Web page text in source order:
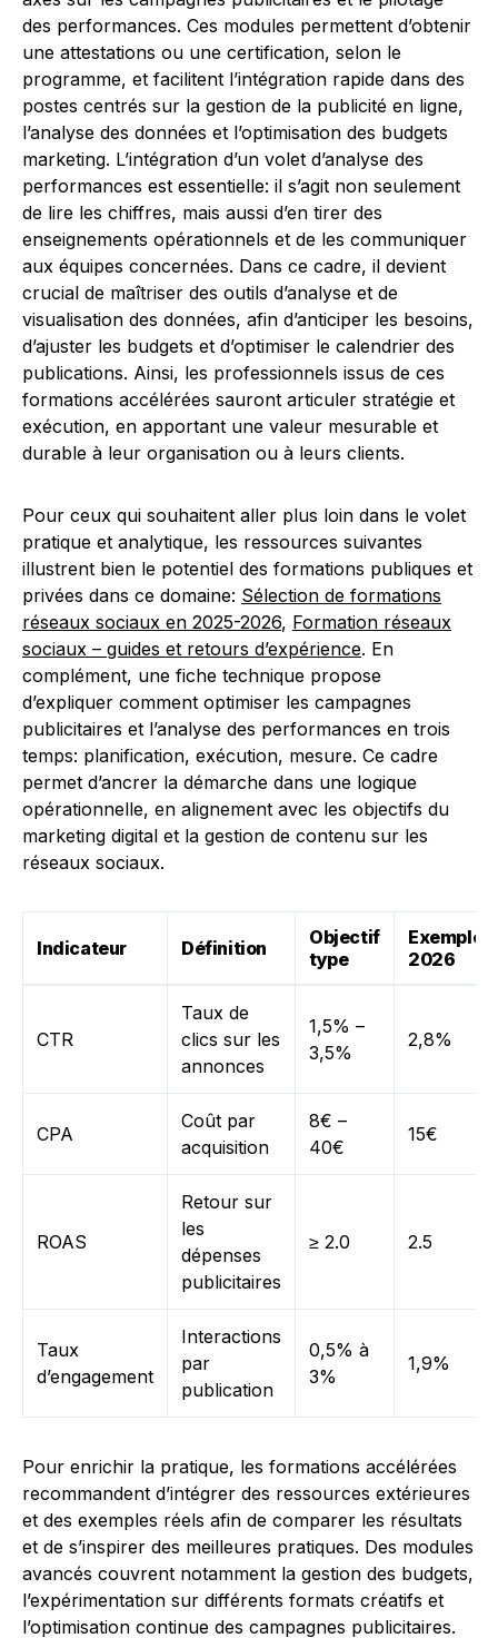
des performances. Ces modules permettent d’obtenir
une attestations ou une certification, selon le
programme, et facilitent l’intégration rapide dans des
postes centrés sur la gestion de la publicité en ligne,
l’analyse des données et l’optimisation des budgets
marketing. L’intégration d’un volet d’analyse des
performances est essentielle: il s’agit non seulement
de lire les chiffres, mais aussi d’en tirer des
enseignements opérationnels et de les communiquer
aux équipes concernées. Dans ce cadre, il devient
crucial de maîtriser des outils d’analyse et de
visualisation des données, afin d’anticiper les besoins,
d’ajuster les budgets et d’optimiser le calendrier des
publications. Ainsi, les professionnels issus de ces
formations accélérées sauront articuler stratégie et
exécution, en apportant une valeur mesurable et
durable à leur organisation ou à leurs clients.
Pour ceux qui souhaitent aller plus loin dans le volet
pratique et analytique, les ressources suivantes
illustrent bien le potentiel des formations publiques et
privées dans ce domaine: Sélection de formations
réseaux sociaux en 2025-2026, Formation réseaux
sociaux – guides et retours d’expérience. En
complément, une fiche technique propose
d’expliquer comment optimiser les campagnes
publicitaires et l’analyse des performances en trois
temps: planification, exécution, mesure. Ce cadre
permet d’ancrer la démarche dans une logique
opérationnelle, en alignement avec les objectifs du
marketing digital et la gestion de contenu sur les
réseaux sociaux.
Indicateur Définition
Objectif
type
Exemple
2026
CTR
Taux de
clics sur les
annonces
1,5% –
3,5%
2,8%
CPA
Coût par
acquisition
8€ –
40€
15€
ROAS
Retour sur
les
dépenses
publicitaires
≥ 2.0 2.5
Taux
d’engagement
Interactions
par
publication
0,5% à
3%
1,9%
Pour enrichir la pratique, les formations accélérées
recommandent d’intégrer des ressources extérieures
et des exemples réels afin de comparer les résultats
et de s’inspirer des meilleures pratiques. Des modules
avancés couvrent notamment la gestion des budgets,
l’expérimentation sur différents formats créatifs et
l’optimisation continue des campagnes publicitaires.